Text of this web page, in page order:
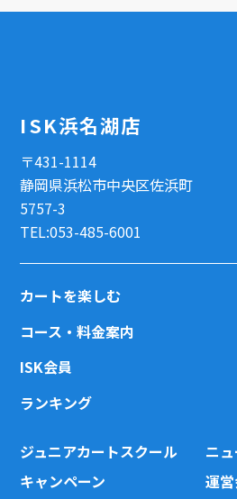
ISK浜名湖店
〒431-1114
静岡県浜松市中央区佐浜町
5757-3
TEL:053-485-6001
カートを楽しむ
コース・料金案内
ISK会員
ランキング
ジュニアカートスクール
ニ
キャンペーン
運